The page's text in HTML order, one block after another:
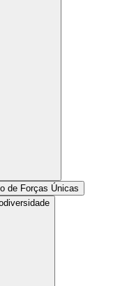
de Forças Únicas